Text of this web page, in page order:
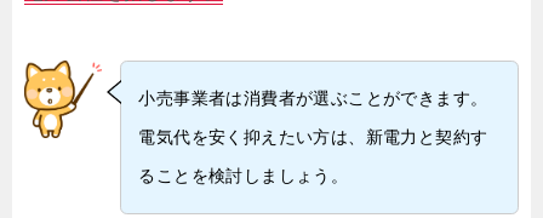
小売事業者は消費者が選ぶことができます。
電気代を安く抑えたい方は、新電力と契約す
ることを検討しましょう。